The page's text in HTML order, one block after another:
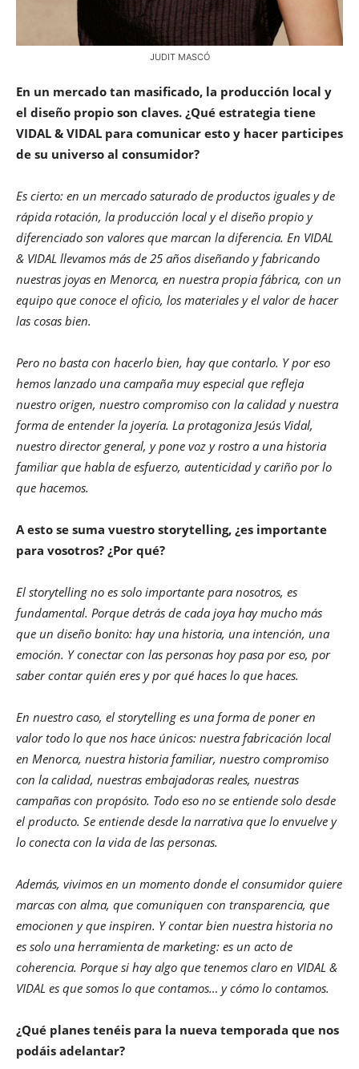
JUDIT MASCÓ
En un mercado tan masificado, la producción local y
el diseño propio son claves. ¿Qué estrategia tiene
VIDAL & VIDAL para comunicar esto y hacer participes
de su universo al consumidor?
Es cierto: en un mercado saturado de productos iguales y de
rápida rotación, la producción local y el diseño propio y
diferenciado son valores que marcan la diferencia. En VIDAL
& VIDAL llevamos más de 25 años diseñando y fabricando
nuestras joyas en Menorca, en nuestra propia fábrica, con un
equipo que conoce el oficio, los materiales y el valor de hacer
las cosas bien.
Pero no basta con hacerlo bien, hay que contarlo. Y por eso
hemos lanzado una campaña muy especial que refleja
nuestro origen, nuestro compromiso con la calidad y nuestra
forma de entender la joyería. La protagoniza Jesús Vidal,
nuestro director general, y pone voz y rostro a una historia
familiar que habla de esfuerzo, autenticidad y cariño por lo
que hacemos.
A esto se suma vuestro storytelling, ¿es importante
para vosotros? ¿Por qué?
El storytelling no es solo importante para nosotros, es
fundamental. Porque detrás de cada joya hay mucho más
que un diseño bonito: hay una historia, una intención, una
emoción. Y conectar con las personas hoy pasa por eso, por
saber contar quién eres y por qué haces lo que haces.
En nuestro caso, el storytelling es una forma de poner en
valor todo lo que nos hace únicos: nuestra fabricación local
en Menorca, nuestra historia familiar, nuestro compromiso
con la calidad, nuestras embajadoras reales, nuestras
campañas con propósito. Todo eso no se entiende solo desde
el producto. Se entiende desde la narrativa que lo envuelve y
lo conecta con la vida de las personas.
Además, vivimos en un momento donde el consumidor quiere
marcas con alma, que comuniquen con transparencia, que
emocionen y que inspiren. Y contar bien nuestra historia no
es solo una herramienta de marketing: es un acto de
coherencia. Porque si hay algo que tenemos claro en VIDAL &
VIDAL es que somos lo que contamos… y cómo lo contamos.
¿Qué planes tenéis para la nueva temporada que nos
podáis adelantar?